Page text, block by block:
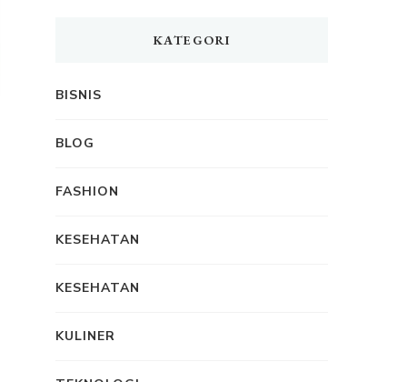
KATEGORI
BISNIS
BLOG
FASHION
KESEHATAN
KESEHATAN
KULINER